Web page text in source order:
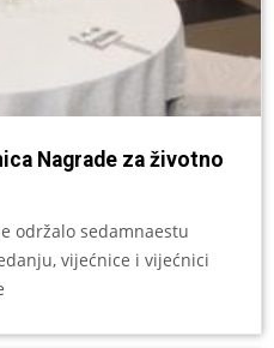
Nagrade za životno
održalo sedamnaestu
vijećnice i vijećnici